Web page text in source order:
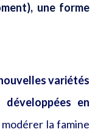
une forme
variétés
en
la famine